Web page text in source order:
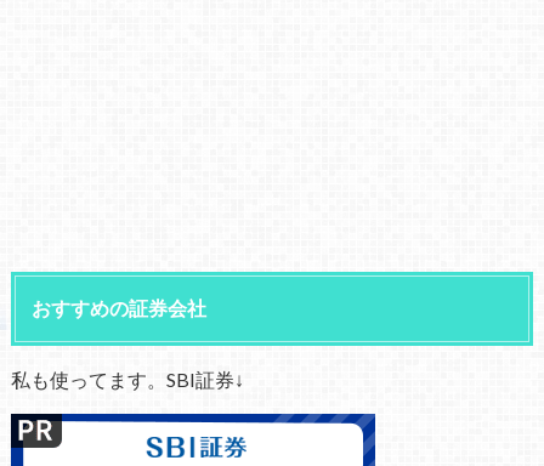
おすすめの証券会社
私も使ってます。SBI証券↓